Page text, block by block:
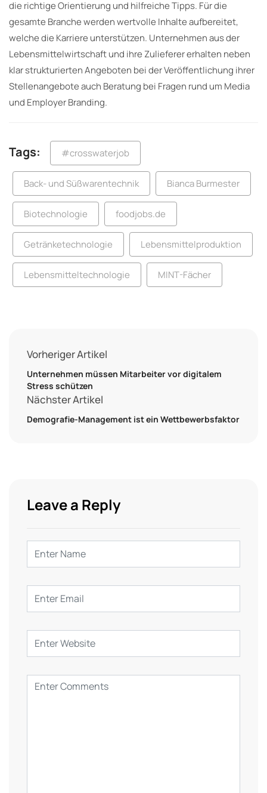
die richtige Orientierung und hilfreiche Tipps. Für die
gesamte Branche werden wertvolle Inhalte aufbereitet,
welche die Karriere unterstützen. Unternehmen aus der
Lebensmittelwirtschaft und ihre Zulieferer erhalten neben
klar strukturierten Angeboten bei der Veröffentlichung ihrer
Stellenangebote auch Beratung bei Fragen rund um Media
und Employer Branding.
Tags: #crosswaterjob
Back- und Süßwarentechnik Bianca Burmester
Biotechnologie foodjobs.de
Getränketechnologie Lebensmittelproduktion
Lebensmitteltechnologie MINT-Fächer
Vorheriger Artikel
Unternehmen müssen Mitarbeiter vor digitalem
Stress schützen
Nächster Artikel
Demografie-Management ist ein Wettbewerbsfaktor
Leave a Reply